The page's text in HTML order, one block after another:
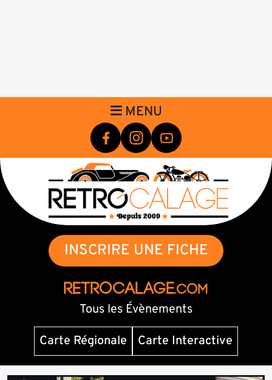
MENU
INSCRIRE UNE FICHE
RETROCALAGE.com
Tous les Évènements
Carte Régionale
Carte Interactive